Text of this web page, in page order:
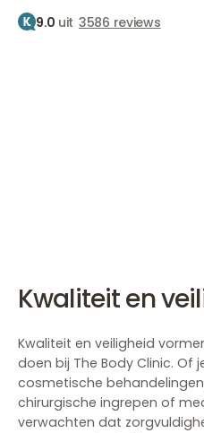
9.0 uit 3586 reviews
Kwaliteit en
Kwaliteit en veiligheid
doen bij The Body Clinic. Of
cosmetische
chirurgische ingrepen of
verwachten dat